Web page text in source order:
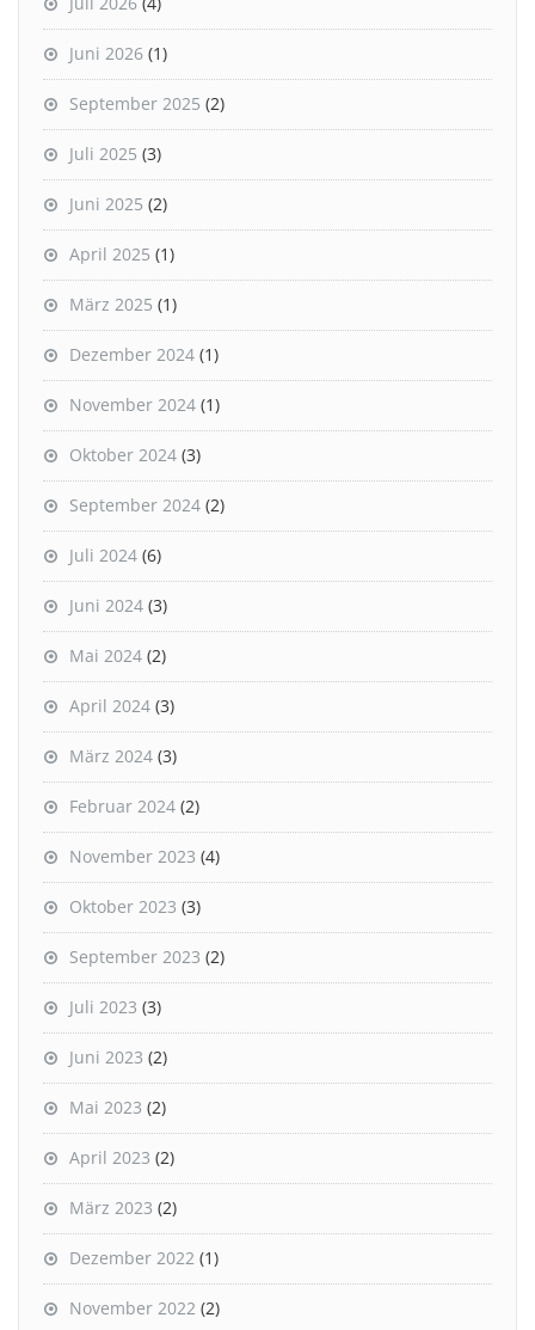
Juni 2026 (1)
September 2025 (2)
Juli 2025 (3)
Juni 2025 (2)
April 2025 (1)
März 2025 (1)
Dezember 2024 (1)
November 2024 (1)
Oktober 2024 (3)
September 2024 (2)
Juli 2024 (6)
Juni 2024 (3)
Mai 2024 (2)
April 2024 (3)
März 2024 (3)
Februar 2024 (2)
November 2023 (4)
Oktober 2023 (3)
September 2023 (2)
Juli 2023 (3)
Juni 2023 (2)
Mai 2023 (2)
April 2023 (2)
März 2023 (2)
Dezember 2022 (1)
November 2022 (2)